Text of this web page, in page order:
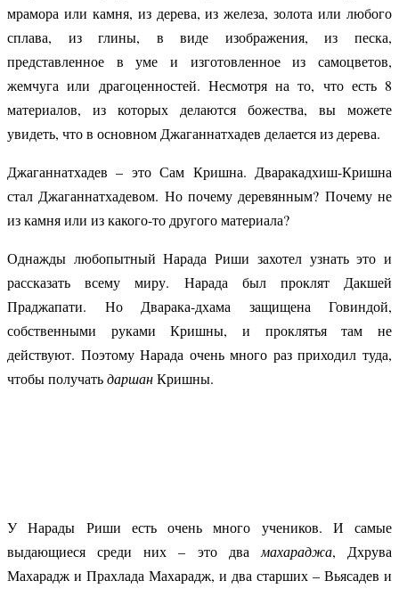
мрамора или камня, из дерева, из железа, золота или любого
сплава, из глины, в виде изображения, из песка,
представленное в уме и изготовленное из самоцветов,
жемчуга или драгоценностей. Несмотря на то, что есть 8
материалов, из которых делаются божества, вы можете
увидеть, что в основном Джаганнатхадев делается из дерева.
Джаганнатхадев – это Сам Кришна. Дваракадхиш-Кришна
стал Джаганнатхадевом. Но почему деревянным? Почему не
из камня или из какого-то другого материала?
Однажды любопытный Нарада Риши захотел узнать это и
рассказать всему миру. Нарада был проклят Дакшей
Праджапати. Но Дварака-дхама защищена Говиндой,
собственными руками Кришны, и проклятья там не
действуют. Поэтому Нарада очень много раз приходил туда,
чтобы получатьдаршанКришны.
У Нарады Риши есть очень много учеников. И самые
выдающиеся среди них – это два махараджа, Дхрува
Махарадж и Прахлада Махарадж, и два старших – Вьясадев и